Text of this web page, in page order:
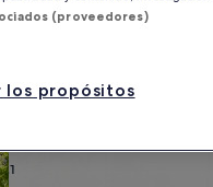
10 11 12 13
31
tu estilo
(proveedores)
los propósitos